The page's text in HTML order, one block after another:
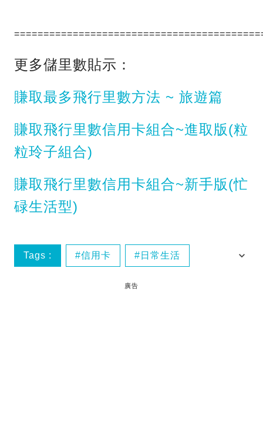
更多儲里數貼示：
賺取最多飛行里數方法 ~ 旅遊篇
賺取飛行里數信用卡組合~進取版(粒
粒玲子組合)
賺取飛行里數信用卡組合~新手版(忙
碌生活型)
Tags : 信用卡 日常生活
廣告